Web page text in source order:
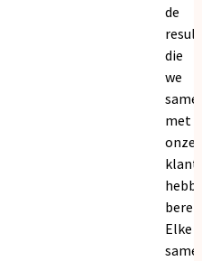
de
die
we
met
onze
Elke